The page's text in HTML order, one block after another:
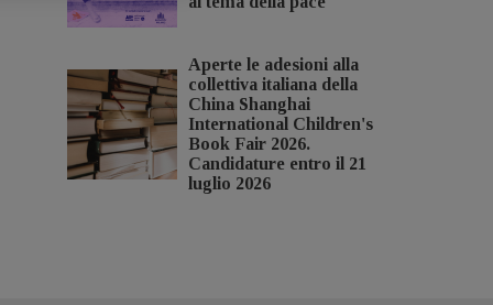
Aperte le adesioni alla
collettiva italiana della
China Shanghai
International Children's
Book Fair 2026.
Candidature entro il 21
luglio 2026